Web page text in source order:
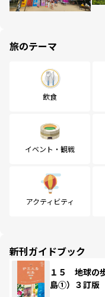
旅のテーマ
飲食
イベント・観戦
アクティビティ
新刊ガイドブック
１５ 地球の
島①）３訂版